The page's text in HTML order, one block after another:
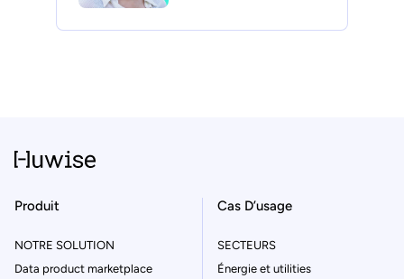
Produit
NOTRE SOLUTION
Data product marketplace
Cas D’usage
SECTEURS
Énergie et utilities